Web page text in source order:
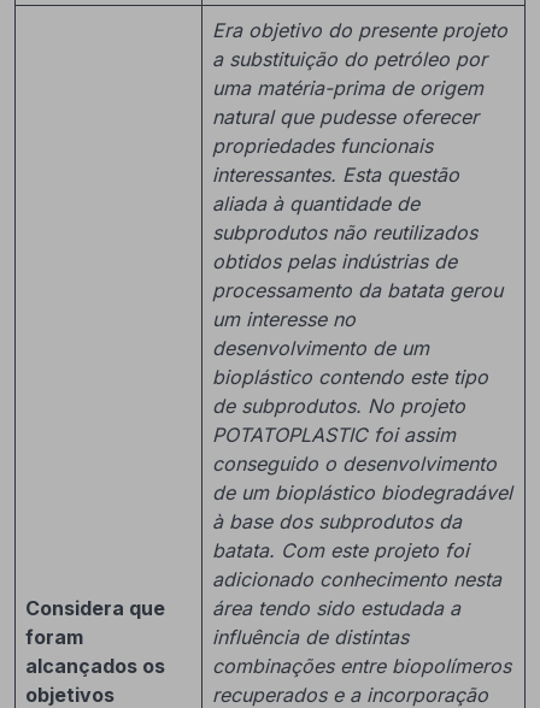
Considera que
foram
alcançados os
objetivos
Era objetivo do presente projeto
a substituição do petróleo por
uma matéria-prima de origem
natural que pudesse oferecer
propriedades funcionais
interessantes. Esta questão
aliada à quantidade de
subprodutos não reutilizados
obtidos pelas indústrias de
processamento da batata gerou
um interesse no
desenvolvimento de um
bioplástico contendo este tipo
de subprodutos. No projeto
POTATOPLASTIC foi assim
conseguido o desenvolvimento
de um bioplástico biodegradável
à base dos subprodutos da
batata. Com este projeto foi
adicionado conhecimento nesta
área tendo sido estudada a
influência de distintas
combinações entre biopolímeros
recuperados e a incorporação